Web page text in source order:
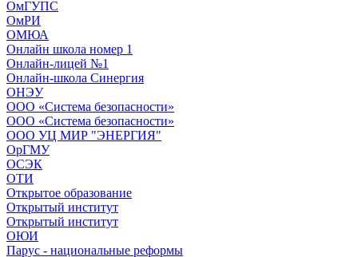
ОмГУПС
ОмРИ
ОМЮА
Онлайн школа номер 1
Онлайн-лицей №1
Онлайн-школа Синергия
ОНЭУ
ООО «Система безопасности»
ООО «Система безопасности»
ООО УЦ МИР "ЭНЕРГИЯ"
ОрГМУ
ОСЭК
ОТИ
Открытое образование
Открытый институт
Открытый институт
ОЮИ
Парус - национальные реформы